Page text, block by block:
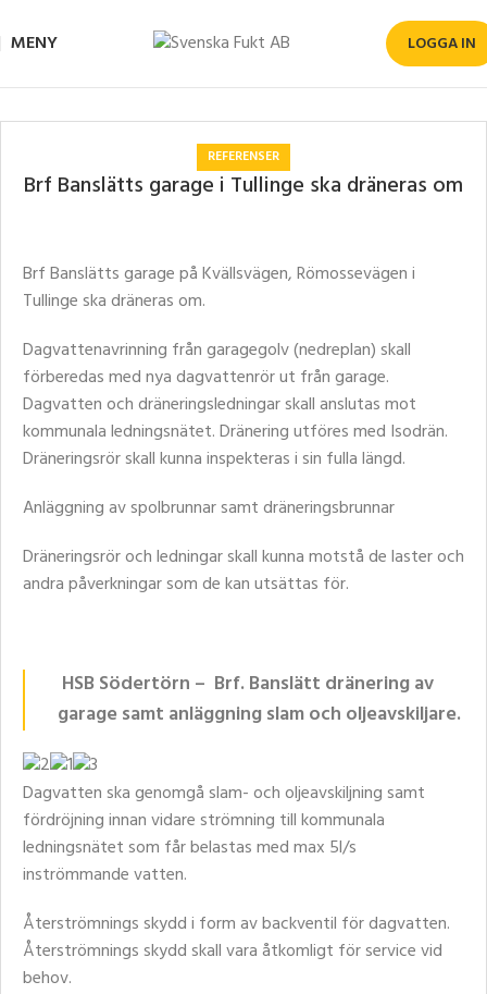
MENY LOGGA IN
REFERENSER
Brf Banslätts garage i Tullinge ska dräneras om
Brf Banslätts garage på Kvällsvägen, Römossevägen i
Tullinge ska dräneras om.
Dagvattenavrinning från garagegolv (nedreplan) skall
förberedas med nya dagvattenrör ut från garage.
Dagvatten och dräneringsledningar skall anslutas mot
kommunala ledningsnätet. Dränering utföres med Isodrän.
Dräneringsrör skall kunna inspekteras i sin fulla längd.
Anläggning av spolbrunnar samt dräneringsbrunnar
Dräneringsrör och ledningar skall kunna motstå de laster och
andra påverkningar som de kan utsättas för.
HSB Södertörn – Brf. Banslätt dränering av
garagesamt anläggning slam och oljeavskiljare.
Dagvatten ska genomgå slam- och oljeavskiljning samt
fördröjning innan vidare strömning till kommunala
ledningsnätet som får belastas med max 5l/s
inströmmande vatten.
Återströmnings skydd i form av backventil för dagvatten.
Återströmnings skydd skall vara åtkomligt för service vid
behov.